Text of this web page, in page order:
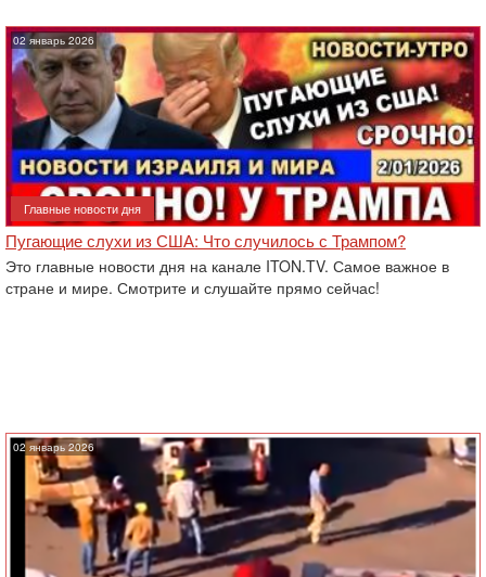
02 январь 2026
Главные новости дня
Пугающие слухи из США: Что случилось с Трампом?
Это главные новости дня на канале ITON.TV. Самое важное в
стране и мире. Смотрите и слушайте прямо сейчас!
02 январь 2026